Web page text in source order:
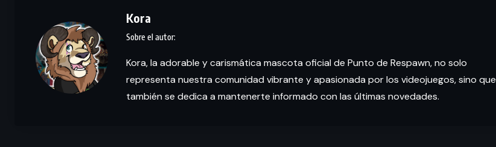
Kora
Kora, la adorable y carismática mascota oficial de Punto de Respawn, no solo
representa nuestra comunidad vibrante y apasionada por los videojuegos, sino que
también se dedica a mantenerte informado con las últimas novedades.